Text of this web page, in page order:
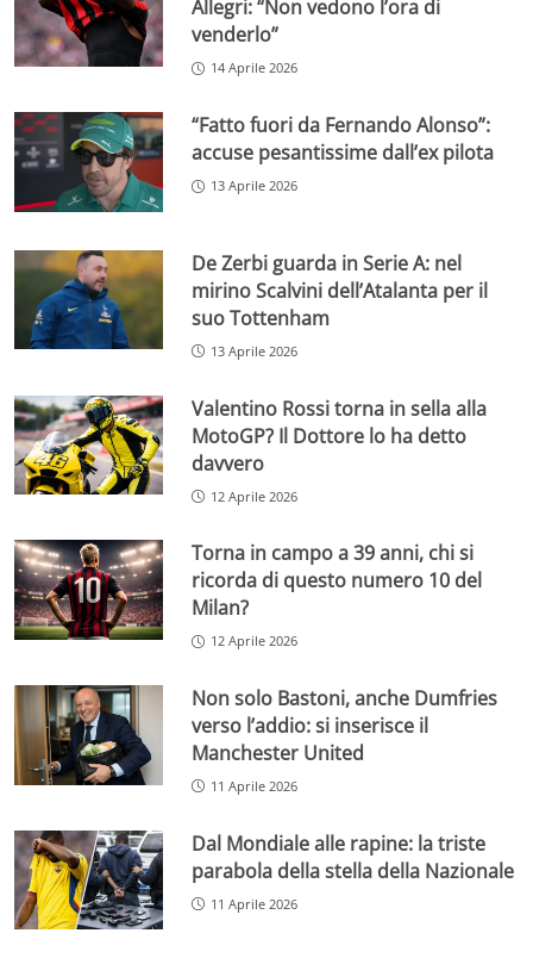
Allegri: “Non vedono l’ora di
venderlo”
14 Aprile 2026
“Fatto fuori da Fernando Alonso”:
accuse pesantissime dall’ex pilota
13 Aprile 2026
De Zerbi guarda in Serie A: nel
mirino Scalvini dell’Atalanta per il
suo Tottenham
13 Aprile 2026
Valentino Rossi torna in sella alla
MotoGP? Il Dottore lo ha detto
davvero
12 Aprile 2026
Torna in campo a 39 anni, chi si
ricorda di questo numero 10 del
Milan?
12 Aprile 2026
Non solo Bastoni, anche Dumfries
verso l’addio: si inserisce il
Manchester United
11 Aprile 2026
Dal Mondiale alle rapine: la triste
parabola della stella della Nazionale
11 Aprile 2026